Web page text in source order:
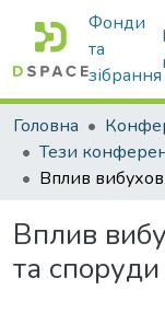
Фонди
та
зібрання
Головна
Тези
Вплив
та споруди